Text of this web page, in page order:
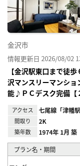
金沢市
情報更新日 2026/08/02
【金沢駅東口まで徒
沢マンスリーマンシ
能♪ＰＣデスク完備【
アクセス 七尾線「津幡駅
間取り 2K
築年数 1974年 1月 築
プラン名・期間